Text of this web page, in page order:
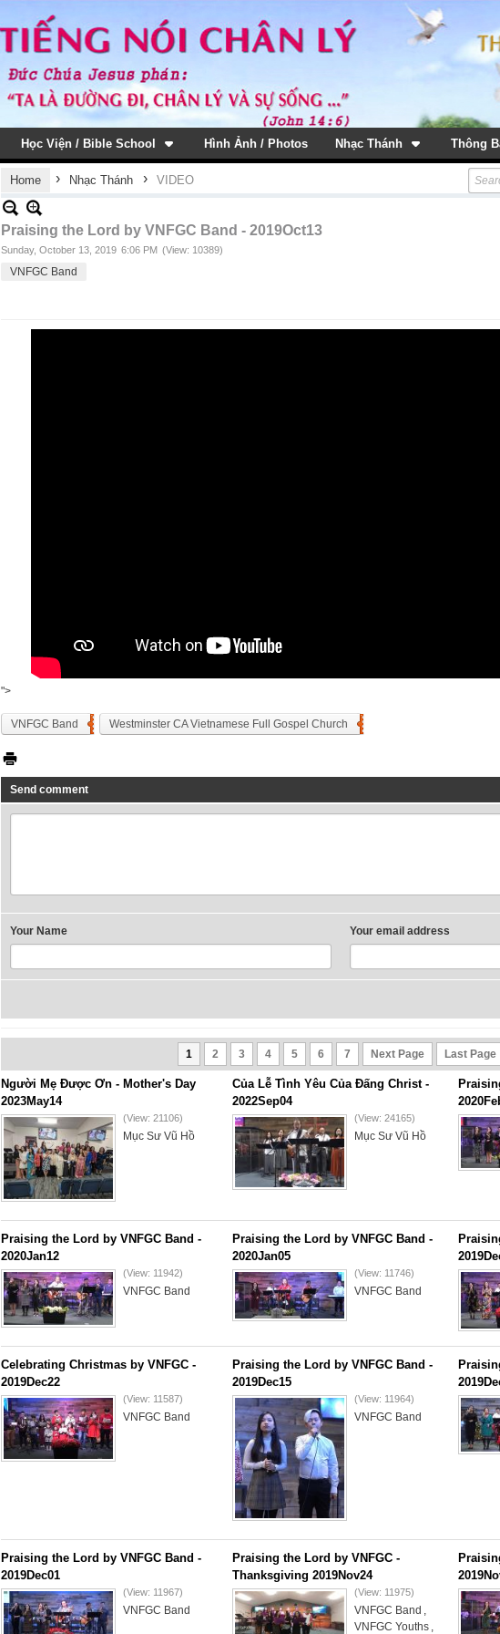
Học Viện / Bible School Hình Ảnh / Photos Nhạc Thánh Thông
Home › Nhạc Thánh › VIDEO
Praising the Lord by VNFGC Band - 2019Oct13
Sunday, October 13, 2019 6:06 PM (View: 10389)
VNFGC Band
">
VNFGC Band Westminster CA Vietnamese Full Gospel Church
Send comment
Your Name Your email address
1 2 3 4 5 6 7 Next Page Last Page
Người Mẹ Được Ơn - Mother's Day
2023May14
(View: 21106)
Mục Sư Vũ Hồ
Của Lễ Tình Yêu Của Đấng Christ -
2022Sep04
(View: 24165)
Mục Sư Vũ Hồ
Praising the Lord by VNFGC Band -
2020Jan12
(View: 11942)
VNFGC Band
Praising the Lord by VNFGC Band -
2020Jan05
(View: 11746)
VNFGC Band
Celebrating Christmas by VNFGC -
2019Dec22
(View: 11587)
VNFGC Band
Praising the Lord by VNFGC Band -
2019Dec15
(View: 11964)
VNFGC Band
Praising the Lord by VNFGC Band -
2019Dec01
(View: 11967)
VNFGC Band
Praising the Lord by VNFGC -
Thanksgiving 2019Nov24
(View: 11975)
VNFGC Band ,
VNFGC Youths ,